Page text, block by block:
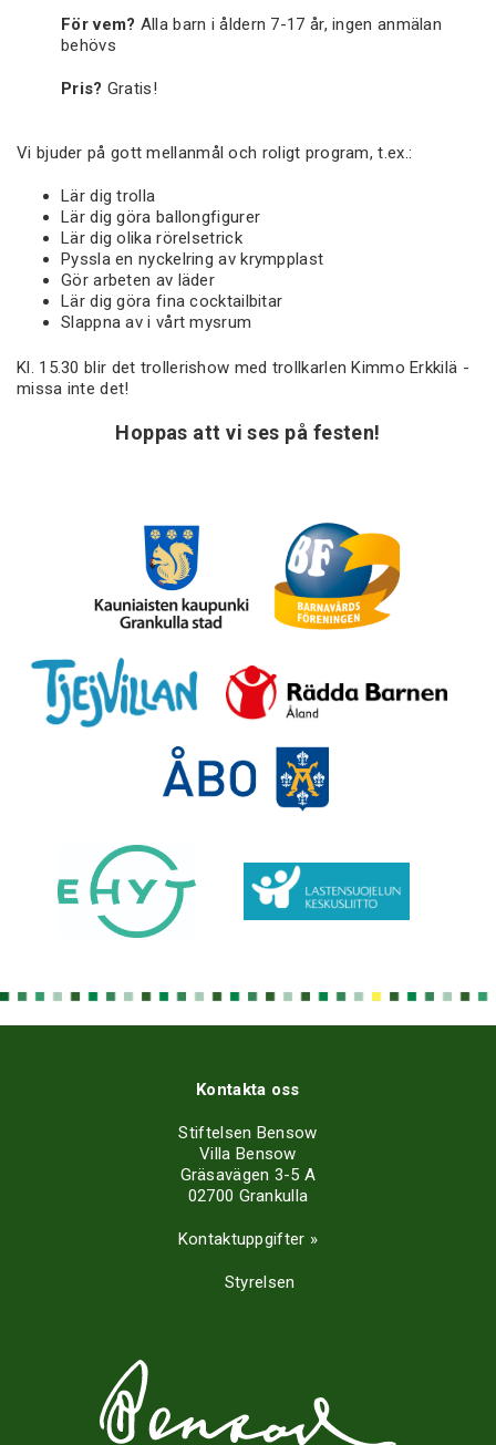
För vem? Alla barn i åldern 7-17 år, ingen anmälan
behövs
Pris? Gratis!
Vi bjuder på gott mellanmål och roligt program, t.ex.:
Lär dig trolla
Lär dig göra ballongfigurer
Lär dig olika rörelsetrick
Pyssla en nyckelring av krympplast
Gör arbeten av läder
Lär dig göra fina cocktailbitar
Slappna av i vårt mysrum
Kl. 15.30 blir det trollerishow med trollkarlen Kimmo Erkkilä -
missa inte det!
Hoppas att vi ses på festen!
Kontakta oss
Stiftelsen Bensow
Villa Bensow
Gräsavägen 3-5 A
02700 Grankulla
Kontaktuppgifter »
Styrelsen